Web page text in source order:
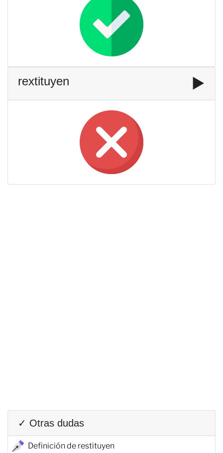
rextituyen ▶️
✓ Otras dudas
Definición de restituyen